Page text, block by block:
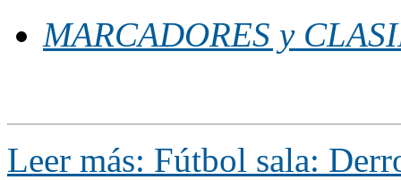
MARCADORES y
Leer más: Fútbol sala: